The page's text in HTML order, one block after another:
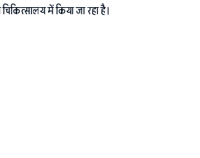
चिकित्सालय में किया जा रहा है।